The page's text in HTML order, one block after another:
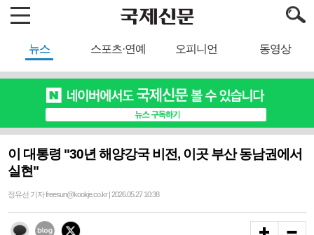
뉴스 스포츠·연예 오피니언 동영상
이 대통령 "30년 해양강국 비전, 이곳 부산 동남권에서
실현"
정유선 기자 freesun@kookje.co.kr | 2026.05.27 10:38